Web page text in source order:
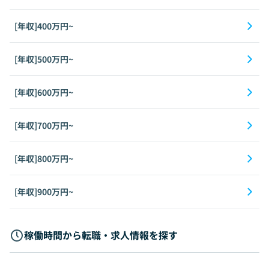
[年収]400万円~
[年収]500万円~
[年収]600万円~
[年収]700万円~
[年収]800万円~
[年収]900万円~
稼働時間から転職・求人情報を探す